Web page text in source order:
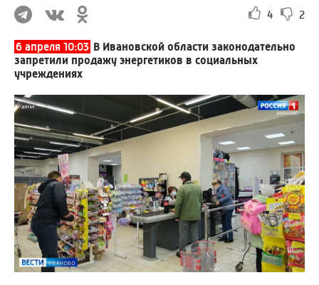
4 2
6 апреля 10:03 В Ивановской области законодательно
запретили продажу энергетиков в социальных
учреждениях